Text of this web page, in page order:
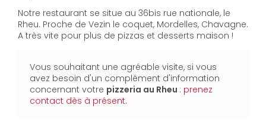
Notre restaurant se situe au 36bis rue nationale, le
Rheu. Proche de Vezin le coquet, Mordelles, Chavagne.
A très vite pour plus de pizzas et desserts maison !
Vous souhaitant une agréable visite, si vous
avez besoin d'un complément d'information
concernant votre pizzeria au Rheu : prenez
contact dès à présent.